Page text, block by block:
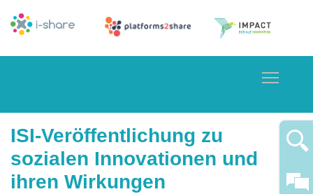
ISI-Veröffentlichung zu
sozialen Innovationen und
ihren Wirkungen